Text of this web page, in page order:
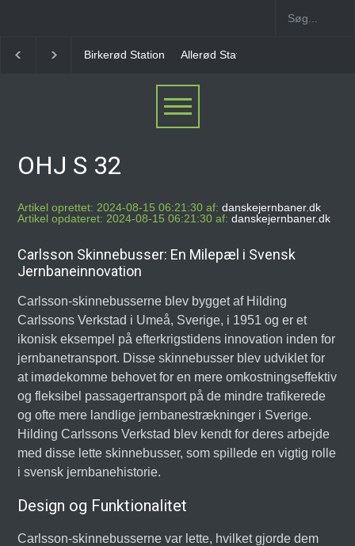
Birkerød Station Allerød Station
OHJ S 32
Artikel oprettet: 2024-08-15 06:21:30 af: danskejernbaner.dk
Artikel opdateret: 2024-08-15 06:21:30 af: danskejernbaner.dk
Carlsson Skinnebusser: En Milepæl i Svensk
Jernbaneinnovation
Carlsson-skinnebusserne blev bygget af Hilding
Carlssons Verkstad i Umeå, Sverige, i 1951 og er et
ikonisk eksempel på efterkrigstidens innovation inden for
jernbanetransport. Disse skinnebusser blev udviklet for
at imødekomme behovet for en mere omkostningseffektiv
og fleksibel passagertransport på de mindre trafikerede
og ofte mere landlige jernbanestrækninger i Sverige.
Hilding Carlssons Verkstad blev kendt for deres arbejde
med disse lette skinnebusser, som spillede en vigtig rolle
i svensk jernbanehistorie.
Design og Funktionalitet
Carlsson-skinnebusserne var lette, hvilket gjorde dem